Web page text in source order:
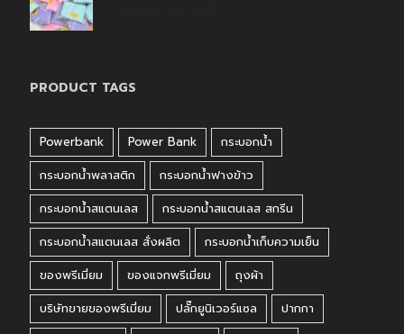
PRODUCT TAGS
Powerbank Power Bank
กระบอกน้ำ
กระบอกน้ำพลาสติก
กระบอกน้ำฟางข้าว
กระบอกน้ำสแตนเลส
กระบอกน้ำสแตนเลส สกรีน
กระบอกน้ำสแตนเลส สั่งผลิต
กระบอกน้ำเก็บความเย็น
ของพรีเมี่ยม
ของแจกพรีเมี่ยม
ถุงผ้า
บริษัทขายของพรีเมี่ยม
ปลั๊กยูนิเวอร์แซล
ปากกา